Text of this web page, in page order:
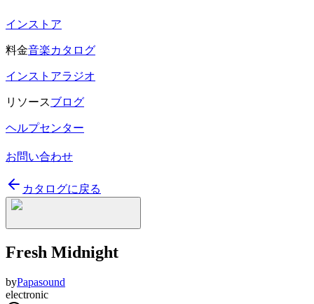
インストア
料金音楽カタログ
インストアラジオ
リソースブログ
ヘルプセンター
お問い合わせ
カタログに戻る
Fresh Midnight
byPapasound
electronic